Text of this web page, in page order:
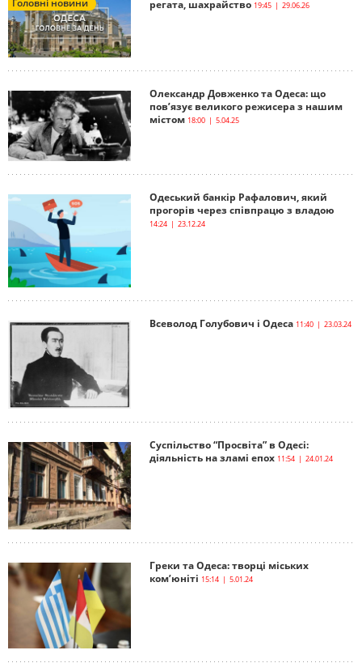
Головні новини
регата, шахрайство 19:45 | 29.06.26
Олександр Довженко та Одеса: що
пов’язує великого режисера з нашим
містом 18:00 | 5.04.25
Одеський банкір Рафалович, який
прогорів через співпрацю з владою
14:24 | 23.12.24
Всеволод Голубович і Одеса 11:40 | 23.03.24
Суспільство “Просвіта” в Одесі:
діяльність на зламі епох 11:54 | 24.01.24
Греки та Одеса: творці міських
ком’юніті 15:14 | 5.01.24